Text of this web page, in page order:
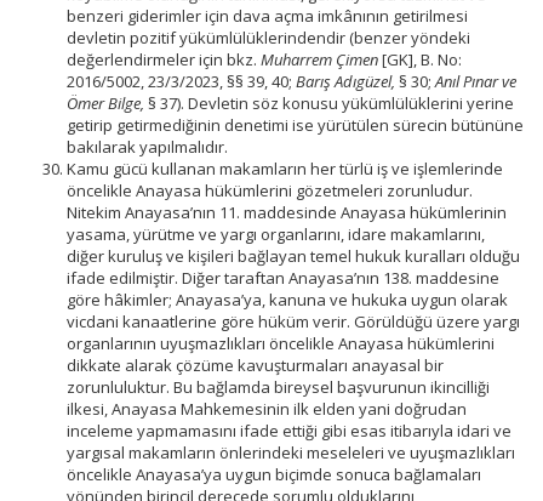
benzeri giderimler için dava açma imkânının getirilmesi
devletin pozitif yükümlülüklerindendir (benzer yöndeki
değerlendirmeler için bkz. Muharrem Çimen[GK], B. No:
2016/5002, 23/3/2023, §§ 39, 40; Barış Adıgüzel, § 30;Anıl Pınar ve
Ömer Bilge, § 37). Devletin söz konusu yükümlülüklerini yerine
getirip getirmediğinin denetimi ise yürütülen sürecin bütününe
bakılarak yapılmalıdır.
Kamu gücü kullanan makamların her türlü iş ve işlemlerinde
öncelikle Anayasa hükümlerini gözetmeleri zorunludur.
Nitekim Anayasa’nın 11. maddesinde Anayasa hükümlerinin
yasama, yürütme ve yargı organlarını, idare makamlarını,
diğer kuruluş ve kişileri bağlayan temel hukuk kuralları olduğu
ifade edilmiştir. Diğer taraftan Anayasa’nın 138. maddesine
göre hâkimler; Anayasa’ya, kanuna ve hukuka uygun olarak
vicdani kanaatlerine göre hüküm verir. Görüldüğü üzere yargı
organlarının uyuşmazlıkları öncelikle Anayasa hükümlerini
dikkate alarak çözüme kavuşturmaları anayasal bir
zorunluluktur. Bu bağlamda bireysel başvurunun ikincilliği
ilkesi, Anayasa Mahkemesinin ilk elden yani doğrudan
inceleme yapmamasını ifade ettiği gibi esas itibarıyla idari ve
yargısal makamların önlerindeki meseleleri ve uyuşmazlıkları
öncelikle Anayasa’ya uygun biçimde sonuca bağlamaları
yönünden birincil derecede sorumlu olduklarını